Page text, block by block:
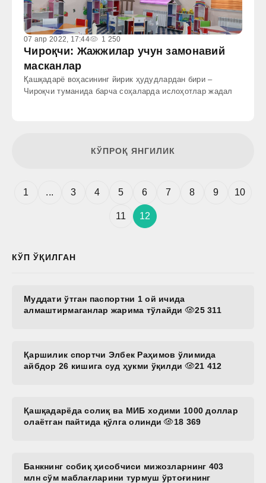
07 апр 2022, 17:44 1 250
Чироқчи: Жажжилар учун замонавий
масканлар
Қашқадарё воҳасининг йирик ҳудудлардан бири –
Чироқчи туманида барча соҳаларда ислоҳотлар жадал
КЎПРОҚ ЯНГИЛИК
1 ... 3 4 5 6 7 8 9 10
11 12
КЎП ЎҚИЛГАН
Муддати ўтган паспортни 1 ой ичида
алмаштирмаганлар жарима тўлайди
25 311
Қаршилик спортчи Элбек Раҳимов ўлимида
айбдор 26 кишига суд ҳукми ўқилди
21 412
Қашқадарёда солиқ ва МИБ ходими 1000 доллар
олаётган пайтида қўлга олинди
18 369
Банкнинг собиқ ҳисобчиси мижозларнинг 403
млн сўм маблағларини турмуш ўртоғининг